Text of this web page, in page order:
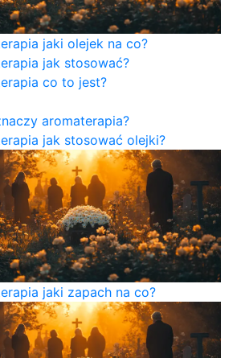
jaki olejek na co?
jak stosować?
co to jest?
aromaterapia?
jak stosować olejki?
jaki zapach na co?